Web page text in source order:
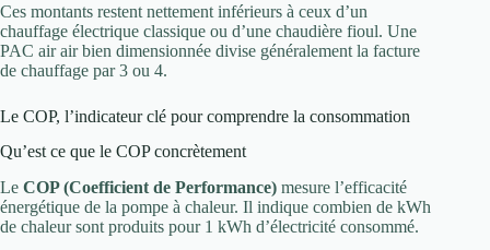
Ces montants restent nettement inférieurs à ceux d’un
chauffage électrique classique ou d’une chaudière fioul. Une
PAC air air bien dimensionnée divise généralement la facture
de chauffage par 3 ou 4.
Le COP, l’indicateur clé pour comprendre la consommation
Qu’est ce que le COP concrètement
Le COP (Coefficient de Performance) mesure l’efficacité
énergétique de la pompe à chaleur. Il indique combien de kWh
de chaleur sont produits pour 1 kWh d’électricité consommé.